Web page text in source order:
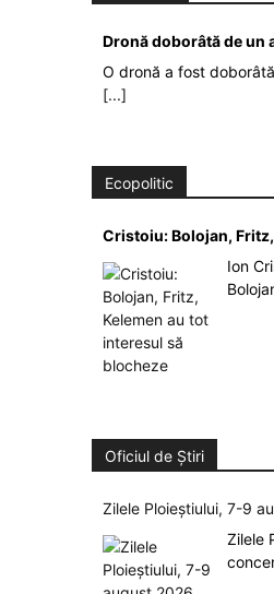
Dronă doborâtă de un
O dronă a fost
[...]
Ecopolitic
Cristoiu: Bolojan,
Ion
Oficiul de Știri
Zilele Ploieștiului, 7-9
Zilele